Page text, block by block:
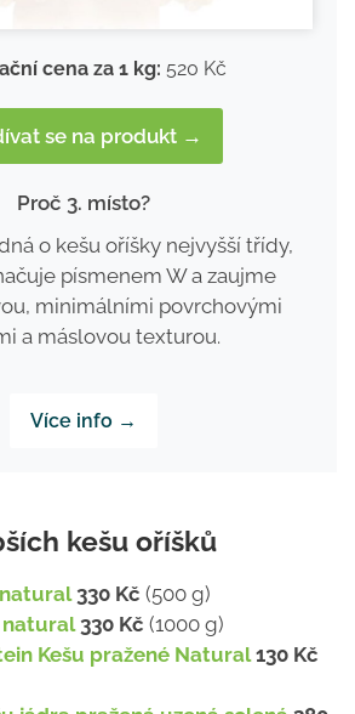
cena za 1 kg: 520 Kč
se na produkt →
Proč 3. místo?
o kešu oříšky nejvyšší třídy,
písmenem W a zaujme
minimálními povrchovými
a máslovou texturou.
Více info →
kešu oříšků
330 Kč (500 g)
natural330 Kč (1000 g)
Kešu pražené Natural 130 Kč